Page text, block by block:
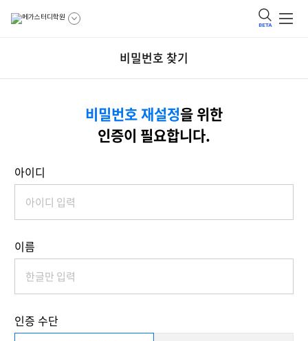
BETA
비밀번호 찾기
비밀번호 재설정을 위한
인증이 필요합니다.
아이디
이름
인증 수단